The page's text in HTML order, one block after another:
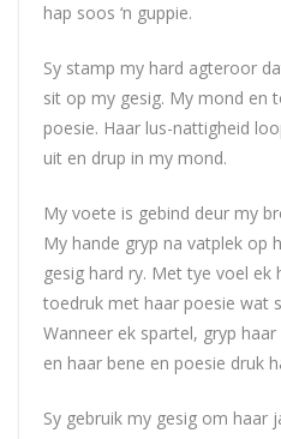
hap soos ‘n guppie.
Sy stamp my hard agteroor
sit op my gesig. My mond en
poesie. Haar lus-nattigheid
uit en drup in my mond.
My voete is gebind deur my
My hande gryp na vatplek op
gesig hard ry. Met tye voel
toedruk met haar poesie wat
Wanneer ek spartel, gryp
en haar bene en poesie druk
Sy gebruik my gesig om haar